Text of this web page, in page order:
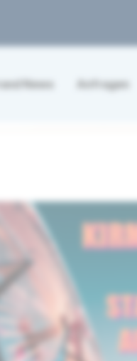
News Anfragen